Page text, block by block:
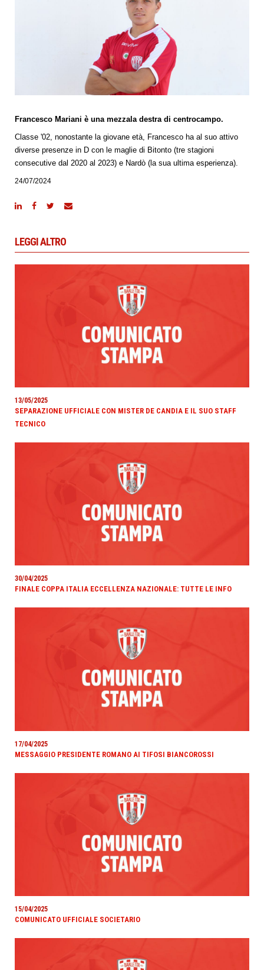
Francesco Mariani è una mezzala destra di centrocampo.
Classe '02, nonostante la giovane età, Francesco ha al suo attivo
diverse presenze in D con le maglie di Bitonto (tre stagioni
consecutive dal 2020 al 2023) e Nardò (la sua ultima esperienza).
24/07/2024
LEGGI ALTRO
13/05/2025
SEPARAZIONE UFFICIALE CON MISTER DE CANDIA E IL SUO STAFF
TECNICO
30/04/2025
FINALE COPPA ITALIA ECCELLENZA NAZIONALE: TUTTE LE INFO
17/04/2025
MESSAGGIO PRESIDENTE ROMANO AI TIFOSI BIANCOROSSI
15/04/2025
COMUNICATO UFFICIALE SOCIETARIO